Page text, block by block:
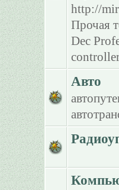
http://
Прочая
Dec
Авто